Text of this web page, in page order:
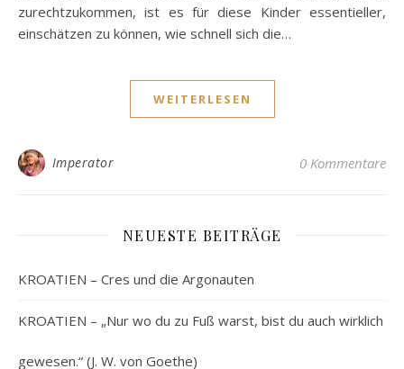
zurechtzukommen, ist es für diese Kinder essentieller,
einschätzen zu können, wie schnell sich die…
WEITERLESEN
Imperator 0 Kommentare
NEUESTE BEITRÄGE
KROATIEN – Cres und die Argonauten
KROATIEN – „Nur wo du zu Fuß warst, bist du auch wirklich
gewesen.“ (J. W. von Goethe)